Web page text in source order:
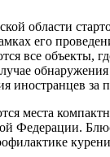
области
его
все объекты,
иностранцев за
места
Федерации.